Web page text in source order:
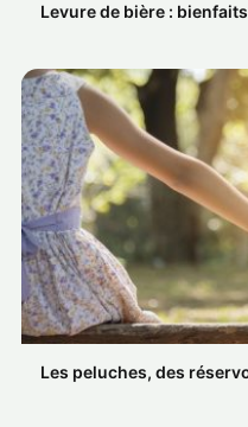
Levure de bière :
Les peluches, des